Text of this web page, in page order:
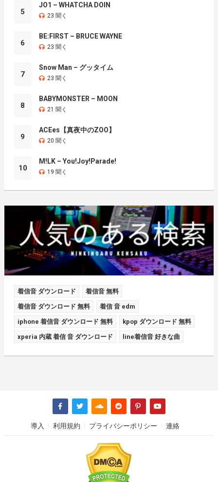
5
JO1 – WHATCHA DOIN
23 聞く
6
BE:FIRST – BRUCE WAYNE
23 聞く
7
Snow Man – グッタイム
23 聞く
8
BABYMONSTER – MOON
21 聞く
9
ACEes【真夜中のZOO】
20 聞く
10
M!LK – You!Joy!Parade!
19 聞く
着信音 ダウンロード 着信音 無料
着信音 ダウンロード 無料 着信 音 edm
iphone 着信音 ダウンロード 無料 kpop ダウンロード 無料
xperia 内蔵 着信 音 ダウンロード line着信音 好きな曲
導入 利用規約 プライバシーポリシー 連絡